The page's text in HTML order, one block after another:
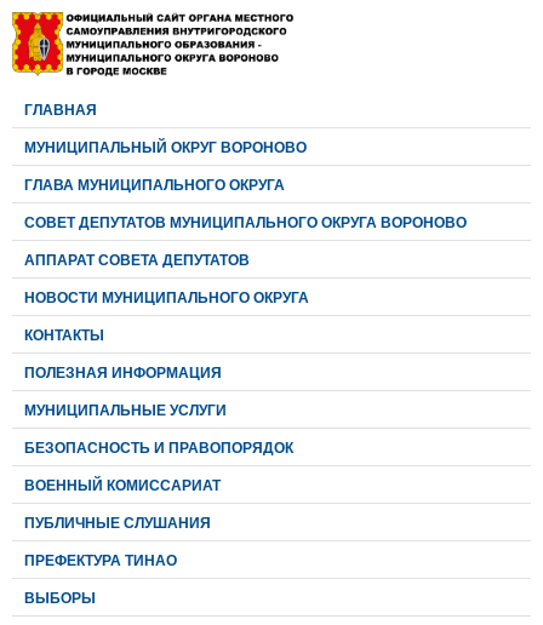
ГЛАВНАЯ
МУНИЦИПАЛЬНЫЙ ОКРУГ ВОРОНОВО
ГЛАВА МУНИЦИПАЛЬНОГО ОКРУГА
CОВЕТ ДЕПУТАТОВ МУНИЦИПАЛЬНОГО ОКРУГА ВОРОНОВО
АППАРАТ СОВЕТА ДЕПУТАТОВ
НОВОСТИ МУНИЦИПАЛЬНОГО ОКРУГА
КОНТАКТЫ
ПОЛЕЗНАЯ ИНФОРМАЦИЯ
МУНИЦИПАЛЬНЫЕ УСЛУГИ
БЕЗОПАСНОСТЬ И ПРАВОПОРЯДОК
ВОЕННЫЙ КОМИССАРИАТ
ПУБЛИЧНЫЕ СЛУШАНИЯ
ПРЕФЕКТУРА ТИНАО
ВЫБОРЫ